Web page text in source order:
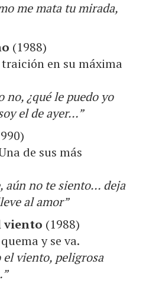
me mata tu mirada,
(1988)
en su máxima
no, ¿qué le puedo yo
el de ayer…”
de sus más
aún no te siento… deja
al amor”
viento (1988)
y se va.
el viento, peligrosa